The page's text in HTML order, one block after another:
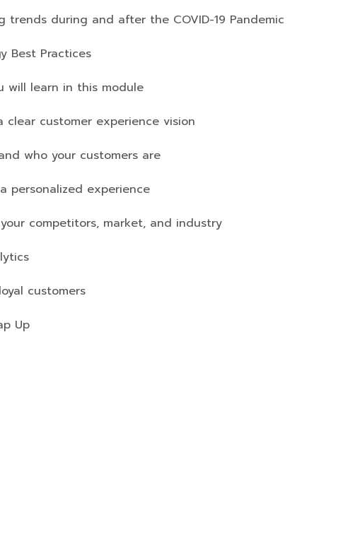
during and after the COVID-19 Pandemic
Best Practices
learn in this module
customer experience vision
who your customers are
experience
competitors, market, and industry
customers
Up